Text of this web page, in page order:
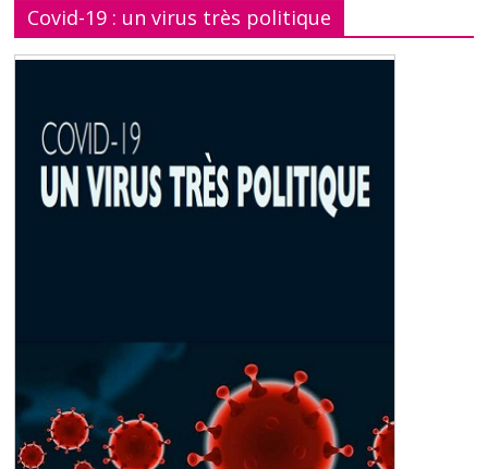
Covid-19 : un virus très politique